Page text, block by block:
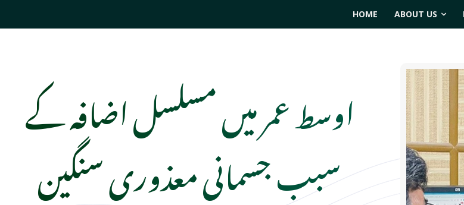
HOME ABOUT US
اوسط عمر میں مسلسل اضافہ کے
سبب جسمانی معذوری سنگین